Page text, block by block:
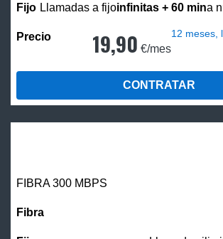
Llamadas a fijoinfinitas + 60 mina
19,90 €/mes
12 meses,
CONTRATAR
FIBRA 300 MBPS